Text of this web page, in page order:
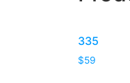
335
$59